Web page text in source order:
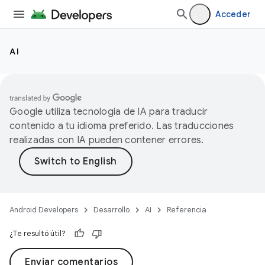
Acceder
AI
Google utiliza tecnología de IA para traducir
contenido a tu idioma preferido. Las traducciones
realizadas con IA pueden contener errores.
Android Developers Desarrollo AI Referencia
¿Te resultó útil?
Enviar comentarios